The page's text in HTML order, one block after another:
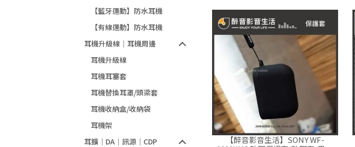
【藍牙運動】防水耳機
【有線運動】防水耳機
耳機升級線｜耳機周邊
耳機升級線
耳機耳塞套
耳機替換耳罩/頭梁套
耳機收納盒/收納袋
耳機架
耳擴｜DA｜訊源｜CDP
【醉音影音生活】SONY WF-